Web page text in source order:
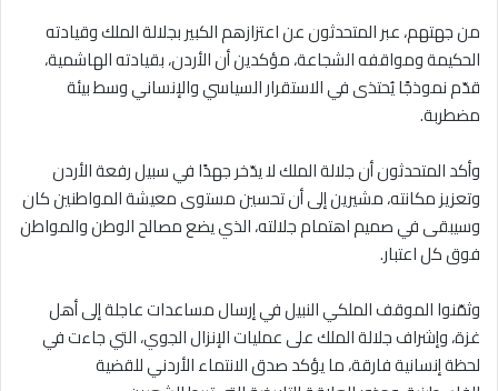
من جهتهم، عبر المتحدثون عن اعتزازهم الكبير بجلالة الملك وقيادته
الحكيمة ومواقفه الشجاعة، مؤكدين أن الأردن، بقيادته الهاشمية،
قدّم نموذجًا يُحتذى في الاستقرار السياسي والإنساني وسط بيئة
مضطربة.
وأكد المتحدثون أن جلالة الملك لا يدّخر جهدًا في سبيل رفعة الأردن
وتعزيز مكانته، مشيرين إلى أن تحسين مستوى معيشة المواطنين كان
وسيبقى في صميم اهتمام جلالته، الذي يضع مصالح الوطن والمواطن
فوق كل اعتبار.
وثمّنوا الموقف الملكي النبيل في إرسال مساعدات عاجلة إلى أهل
غزة، وإشراف جلالة الملك على عمليات الإنزال الجوي، التي جاءت في
لحظة إنسانية فارقة، ما يؤكد صدق الانتماء الأردني للقضية